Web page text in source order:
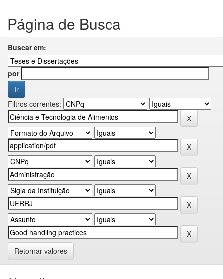
Página de Busca
Buscar em:
por
Filtros correntes:
Retornar valores